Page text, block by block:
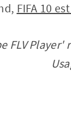
FIFA 10
FLV